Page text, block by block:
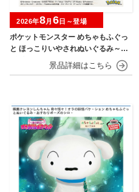
ポケットモンスター めちゃもふぐっ
と ほっこりいやされぬいぐるみ～カ
2026年8月 6日～登場